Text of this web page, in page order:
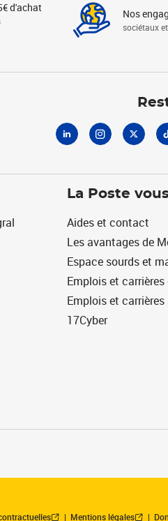
d'achat Nos
sociétaux
La Poste
Aides et contact
Les avantages de
Espace sourds et
Emplois et
Emplois et
17Cyber
Mentions légales